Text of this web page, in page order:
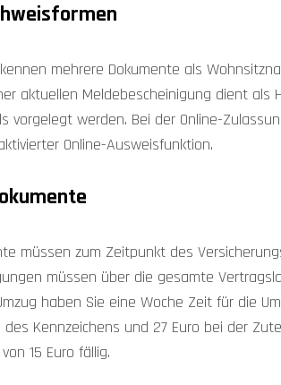
mehrere Dokumente als
aktuellen Meldebescheinigung dient als
vorgelegt werden. Bei der Online-
Online-Ausweisfunktion.
müssen zum Zeitpunkt des
müssen über die gesamte
haben Sie eine Woche Zeit für die
Kennzeichens und 27 Euro bei der
15 Euro fällig.